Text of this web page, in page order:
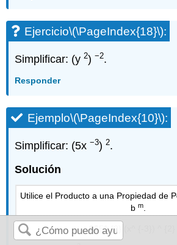
Ejercicio\(\PageIndex{18}\):
Simplificar: (y2)−2.
Responder
Ejemplo\(\PageIndex{10}\):
Simplificar: (5x−3)2.
Solución
Utilice el Producto a una Propiedad de
b m.
$$5^ {2} (x^ {-3}) ^ {2}